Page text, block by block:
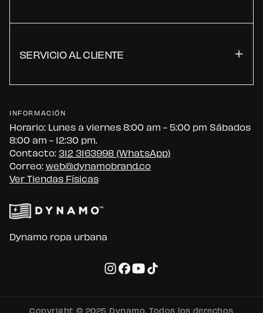
SERVICIO AL CLIENTE
INFORMACIÓN
Horario: Lunes a viernes 8:00 am - 5:00 pm Sábados
8:00 am - 12:30 pm.
Contacto:312 3163998 (WhatsApp)
Correo:web@dynamobrand.co
Ver Tiendas Físicas
Dynamo ropa urbana
Copyright © 2025 Dynamo. Todos los derechos